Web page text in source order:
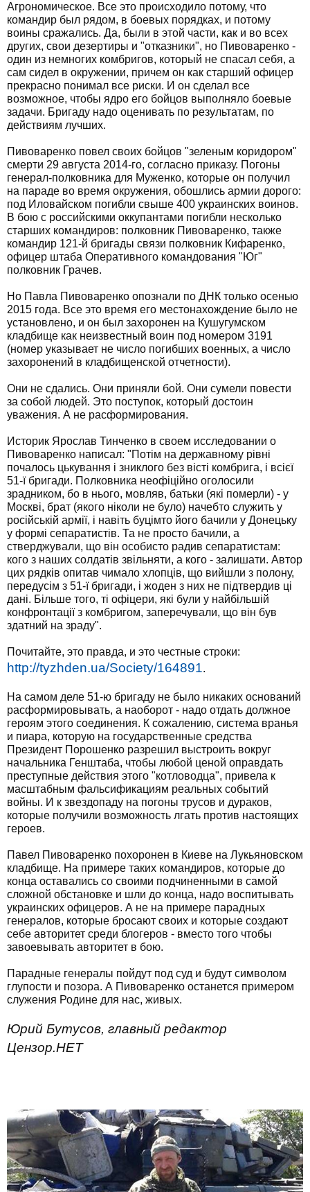
Агрономическое. Все это происходило потому, что
командир был рядом, в боевых порядках, и потому
воины сражались. Да, были в этой части, как и во всех
других, свои дезертиры и "отказники", но Пивоваренко -
один из немногих комбригов, который не спасал себя, а
сам сидел в окружении, причем он как старший офицер
прекрасно понимал все риски. И он сделал все
возможное, чтобы ядро его бойцов выполняло боевые
задачи. Бригаду надо оценивать по результатам, по
действиям лучших.
Пивоваренко повел своих бойцов "зеленым коридором"
смерти 29 августа 2014-го, согласно приказу. Погоны
генерал-полковника для Муженко, которые он получил
на параде во время окружения, обошлись армии дорого:
под Иловайском погибли свыше 400 украинских воинов.
В бою с российскими оккупантами погибли несколько
старших командиров: полковник Пивоваренко, также
командир 121-й бригады связи полковник Кифаренко,
офицер штаба Оперативного командования "Юг"
полковник Грачев.
Но Павла Пивоваренко опознали по ДНК только осенью
2015 года. Все это время его местонахождение было не
установлено, и он был захоронен на Кушугумском
кладбище как неизвестный воин под номером 3191
(номер указывает не число погибших военных, а число
захоронений в кладбищенской отчетности).
Они не сдались. Они приняли бой. Они сумели повести
за собой людей. Это поступок, который достоин
уважения. А не расформирования.
Историк Ярослав Тинченко в своем исследовании о
Пивоваренко написал: "Потім на державному рівні
почалось цькування і зниклого без вісті комбрига, і всієї
51-ї бригади. Полковника неофіційно оголосили
зрадником, бо в нього, мовляв, батьки (які померли) - у
Москві, брат (якого ніколи не було) начебто служить у
російській армії, і навіть буцімто його бачили у Донецьку
у формі сепаратистів. Та не просто бачили, а
стверджували, що він особисто радив сепаратистам:
кого з наших солдатів звільняти, а кого - залишати. Автор
цих рядків опитав чимало хлопців, що вийшли з полону,
передусім з 51-ї бригади, і жоден з них не підтвердив ці
дані. Більше того, ті офіцери, які були у найбільшій
конфронтації з комбригом, заперечували, що він був
здатний на зраду".
Почитайте, это правда, и это честные строки:
http://tyzhden.ua/Society/164891.
На самом деле 51-ю бригаду не было никаких оснований
расформировывать, а наоборот - надо отдать должное
героям этого соединения. К сожалению, система вранья
и пиара, которую на государственные средства
Президент Порошенко разрешил выстроить вокруг
начальника Генштаба, чтобы любой ценой оправдать
преступные действия этого "котловодца", привела к
масштабным фальсификациям реальных событий
войны. И к звездопаду на погоны трусов и дураков,
которые получили возможность лгать против настоящих
героев.
Павел Пивоваренко похоронен в Киеве на Лукьяновском
кладбище. На примере таких командиров, которые до
конца оставались со своими подчиненными в самой
сложной обстановке и шли до конца, надо воспитывать
украинских офицеров. А не на примере парадных
генералов, которые бросают своих и которые создают
себе авторитет среди блогеров - вместо того чтобы
завоевывать авторитет в бою.
Парадные генералы пойдут под суд и будут символом
глупости и позора. А Пивоваренко останется примером
служения Родине для нас, живых.
Юрий Бутусов, главный редактор
Цензор.НЕТ